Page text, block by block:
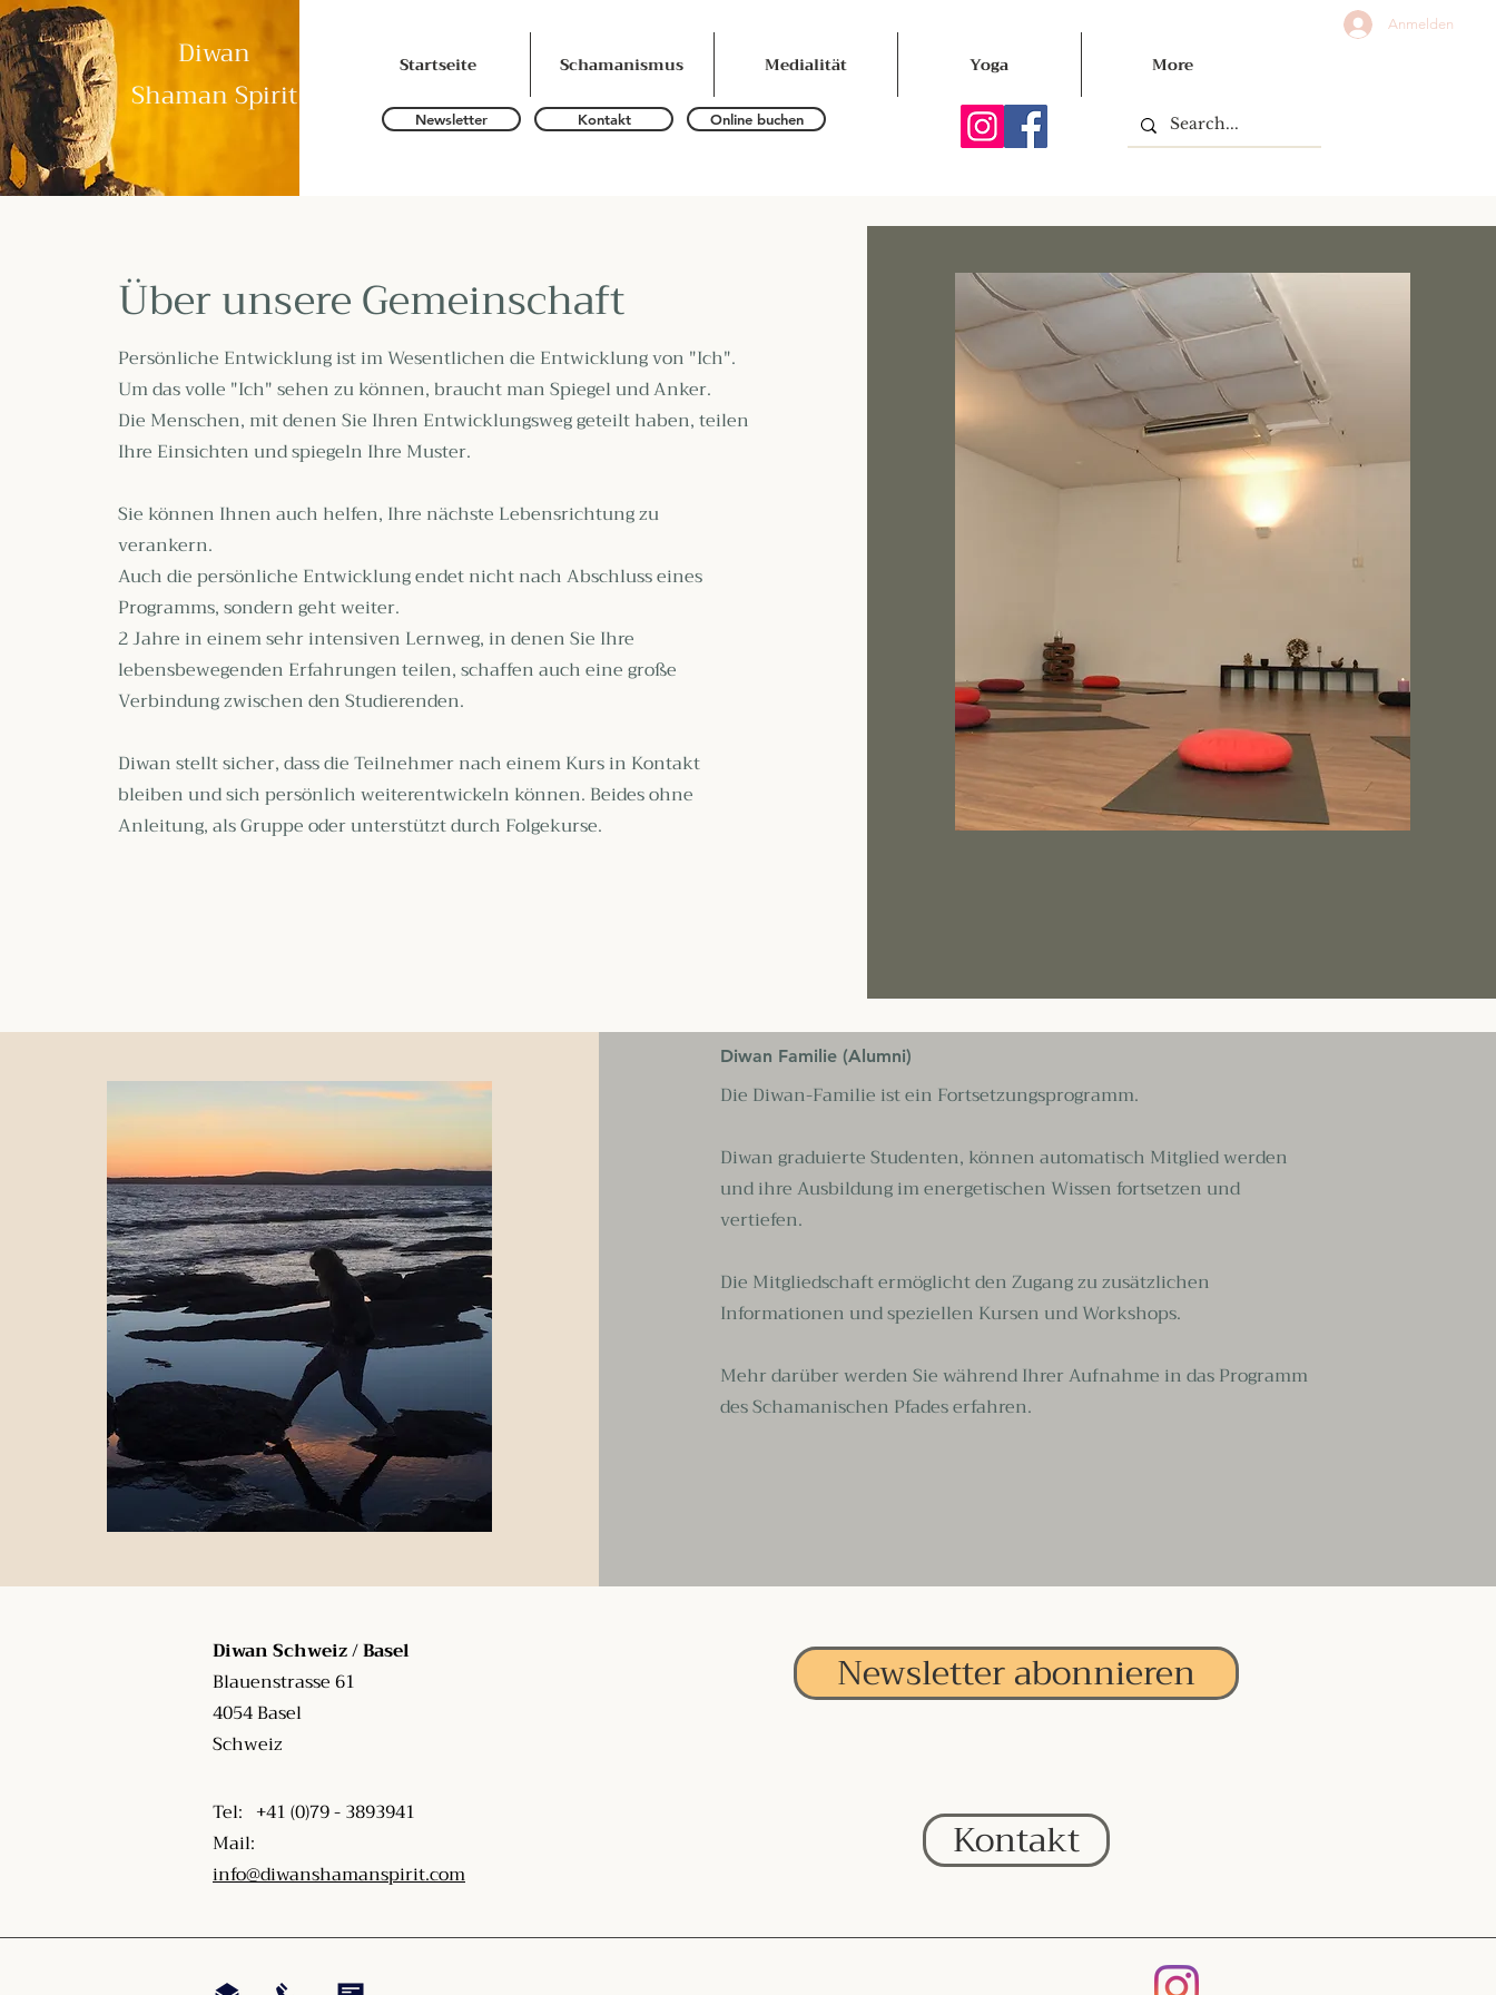
Diwan
Shaman Spirit
Anmelden
Startseite Schamanismus Medialität Yoga More
Newsletter Kontakt Online buchen
Über unsere Gemeinschaft
Persönliche Entwicklung ist im Wesentlichen die Entwicklung von "Ich".
Um das volle "Ich" sehen zu können, braucht man Spiegel und Anker.
Die Menschen, mit denen Sie Ihren Entwicklungsweg geteilt haben, teilen
Ihre Einsichten und spiegeln Ihre Muster.
Sie können Ihnen auch helfen, Ihre nächste Lebensrichtung zu
verankern.
Auch die persönliche Entwicklung endet nicht nach Abschluss eines
Programms, sondern geht weiter.
2 Jahre in einem sehr intensiven Lernweg, in denen Sie Ihre
lebensbewegenden Erfahrungen teilen, schaffen auch eine große
Verbindung zwischen den Studierenden.
Diwan stellt sicher, dass die Teilnehmer nach einem Kurs in Kontakt
bleiben und sich persönlich weiterentwickeln können. Beides ohne
Anleitung, als Gruppe oder unterstützt durch Folgekurse.
Diwan Familie (Alumni)
Die Diwan-Familie ist ein Fortsetzungsprogramm.
Diwan graduierte Studenten, können automatisch Mitglied werden
und ihre Ausbildung im energetischen Wissen fortsetzen und
vertiefen.
Die Mitgliedschaft ermöglicht den Zugang zu zusätzlichen
Informationen und speziellen Kursen und Workshops.
Mehr darüber werden Sie während Ihrer Aufnahme in das Programm
des Schamanischen Pfades erfahren.
Diwan Schweiz / Basel
Blauenstrasse 61
4054 Basel
Schweiz
Tel: +41 (0)79 - 3893941
Mail:
info@diwanshamanspirit.com
Newsletter abonnieren
Kontakt